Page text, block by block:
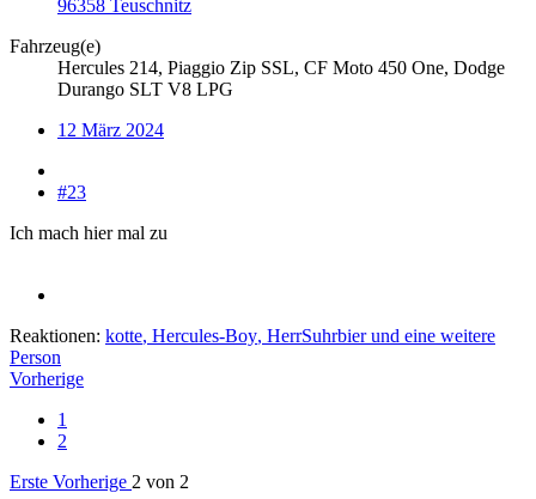
96358 Teuschnitz
Fahrzeug(e)
Hercules 214, Piaggio Zip SSL, CF Moto 450 One, Dodge
Durango SLT V8 LPG
12 März 2024
#23
Ich mach hier mal zu
Reaktionen: kotte, Hercules-Boy, HerrSuhrbierund eine weitere
Person
Vorherige
1
2
Erste Vorherige 2 von 2